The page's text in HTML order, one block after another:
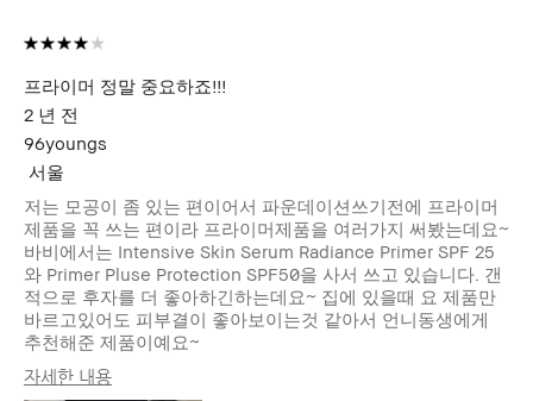
프라이머 정말 중요하죠!!!
2 년 전
96youngs
서울
저는 모공이 좀 있는 편이어서 파운데이션쓰기전에 프라이머
제품을 꼭 쓰는 편이라 프라이머제품을 여러가지 써봤는데요~
바비에서는 Intensive Skin Serum Radiance Primer SPF 25
와 Primer Pluse Protection SPF50을 사서 쓰고 있습니다. 갠
적으로 후자를 더 좋아하긴하는데요~ 집에 있을때 요 제품만
바르고있어도 피부결이 좋아보이는것 같아서 언니동생에게
추천해준 제품이예요~
자세한 내용